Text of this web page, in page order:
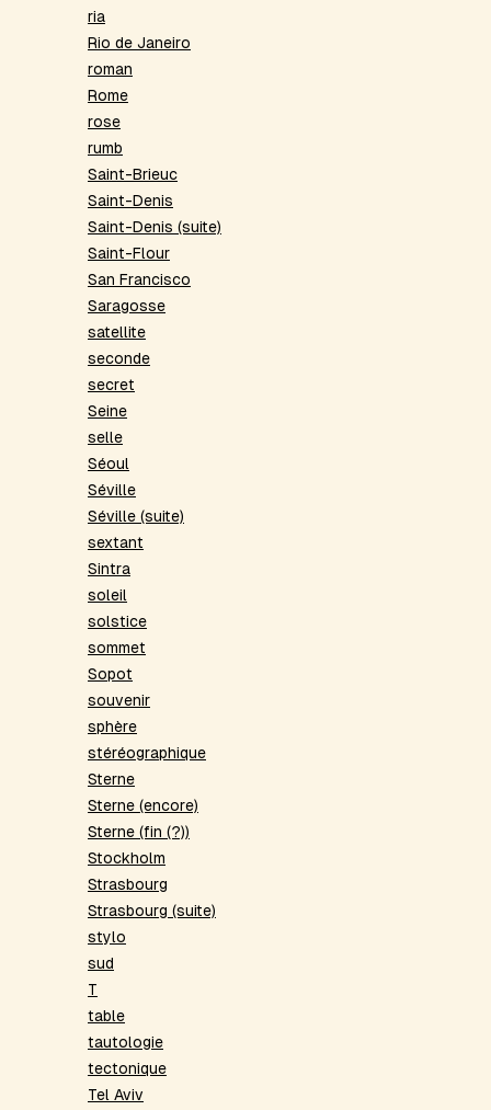
ria
Rio de Janeiro
roman
Rome
rose
rumb
Saint-Brieuc
Saint-Denis
Saint-Denis (suite)
Saint-Flour
San Francisco
Saragosse
satellite
seconde
secret
Seine
selle
Séoul
Séville
Séville (suite)
sextant
Sintra
soleil
solstice
sommet
Sopot
souvenir
sphère
stéréographique
Sterne
Sterne (encore)
Sterne (fin (?))
Stockholm
Strasbourg
Strasbourg (suite)
stylo
sud
T
table
tautologie
tectonique
Tel Aviv